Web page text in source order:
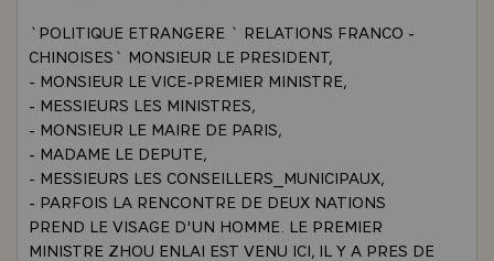
`POLITIQUE ETRANGERE ` RELATIONS FRANCO -
CHINOISES` MONSIEUR LE PRESIDENT,
- MONSIEUR LE VICE-PREMIER MINISTRE,
- MESSIEURS LES MINISTRES,
- MONSIEUR LE MAIRE DE PARIS,
- MADAME LE DEPUTE,
- MESSIEURS LES CONSEILLERS_MUNICIPAUX,
- PARFOIS LA RENCONTRE DE DEUX NATIONS
PREND LE VISAGE D'UN HOMME. LE PREMIER
MINISTRE ZHOU ENLAI EST VENU ICI, IL Y A PRES DE